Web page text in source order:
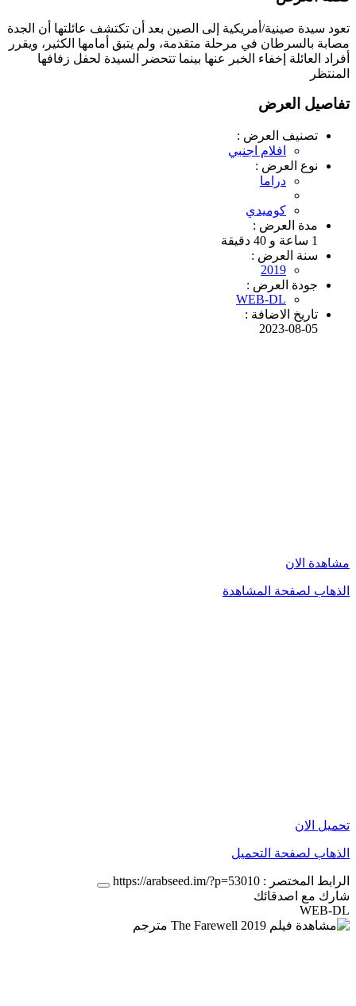
تعود سيدة صينية/أمريكية إلى الصين بعد أن تكتشف عائلتها أن الجدة
مصابة بالسرطان في مرحلة متقدمة، ولم يتبق أمامها الكثير، ويقرر
أفراد العائلة إخفاء الخبر عنها بينما تتحضر السيدة لحفل زفافها
المنتظر
تفاصيل العرض
تصنيف العرض :
افلام اجنبي
نوع العرض :
دراما
كوميدي
مدة العرض :
1 ساعة و 40 دقيقة
سنة العرض :
2019
جودة العرض :
WEB-DL
تاريخ الاضافة :
2023-08-05
مشاهدة الان
الذهاب لصفحة المشاهدة
تحميل الان
الذهاب لصفحة التحميل
الرابط المختصر : https://arabseed.im/?p=53010
شارك مع اصدقائك
WEB-DL